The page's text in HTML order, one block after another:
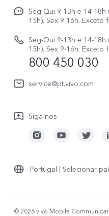
V70 FE
Watch GT 2
Atualização do sistema
Manual do utilizador
Atualizar registo
Política de garantia
Carreiras ao vivo
Avisos legais
Sobre nós
Seg-Qui 9-13h e 14-
15h). Sex 9-16h. Exceto
Seg-Qui 9-13h e 14-
15h). Sex 9-16h. Exceto
800 450 030
service@pt.vivo.com
Siga-nos
Portugal | Selecionar
© 2026 vivo Mobile